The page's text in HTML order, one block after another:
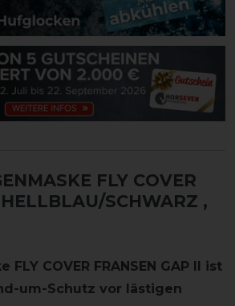
FLY COVER
SCHWARZ ,
COVER FRANSEN GAP II ist
um-Schutz vor lästigen